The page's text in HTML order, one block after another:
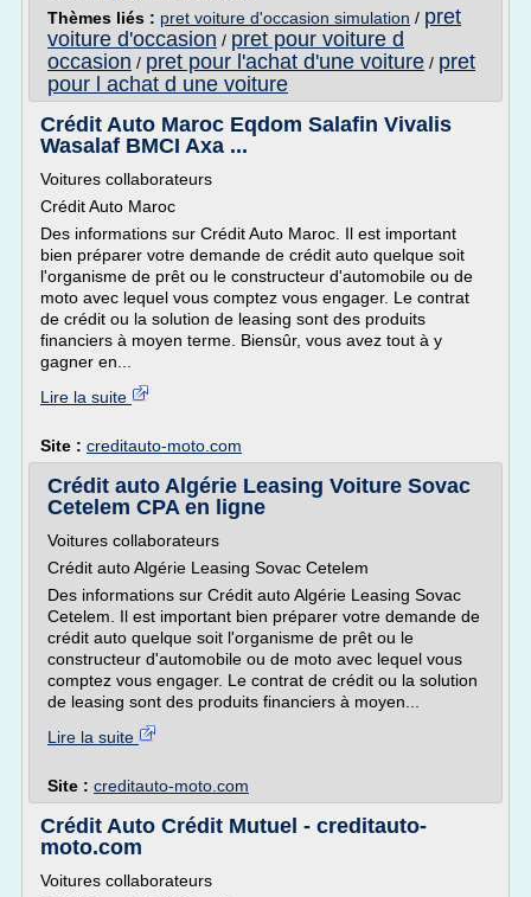
Thèmes liés : pret voiture d'occasion simulation / pret
voiture d'occasion / pret pour voiture d
occasion / pret pour l'achat d'une voiture / pret
pour l achat d une voiture
Crédit Auto Maroc Eqdom Salafin Vivalis
Wasalaf BMCI Axa ...
Voitures collaborateurs
Crédit Auto Maroc
Des informations sur Crédit Auto Maroc. Il est important
bien préparer votre demande de crédit auto quelque soit
l'organisme de prêt ou le constructeur d'automobile ou de
moto avec lequel vous comptez vous engager. Le contrat
de crédit ou la solution de leasing sont des produits
financiers à moyen terme. Biensûr, vous avez tout à y
gagner en...
Lire la suite
Site : creditauto-moto.com
Crédit auto Algérie Leasing Voiture Sovac
Cetelem CPA en ligne
Voitures collaborateurs
Crédit auto Algérie Leasing Sovac Cetelem
Des informations sur Crédit auto Algérie Leasing Sovac
Cetelem. Il est important bien préparer votre demande de
crédit auto quelque soit l'organisme de prêt ou le
constructeur d'automobile ou de moto avec lequel vous
comptez vous engager. Le contrat de crédit ou la solution
de leasing sont des produits financiers à moyen...
Lire la suite
Site : creditauto-moto.com
Crédit Auto Crédit Mutuel - creditauto-
moto.com
Voitures collaborateurs